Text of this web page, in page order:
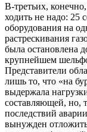
В-третьих,
ходить не надо: 25
оборудования на
растрескивания
была остановлена
крупнейшем
Представители
лишь то, что «на
выдержала
составляющей, но,
последствий
вынужден